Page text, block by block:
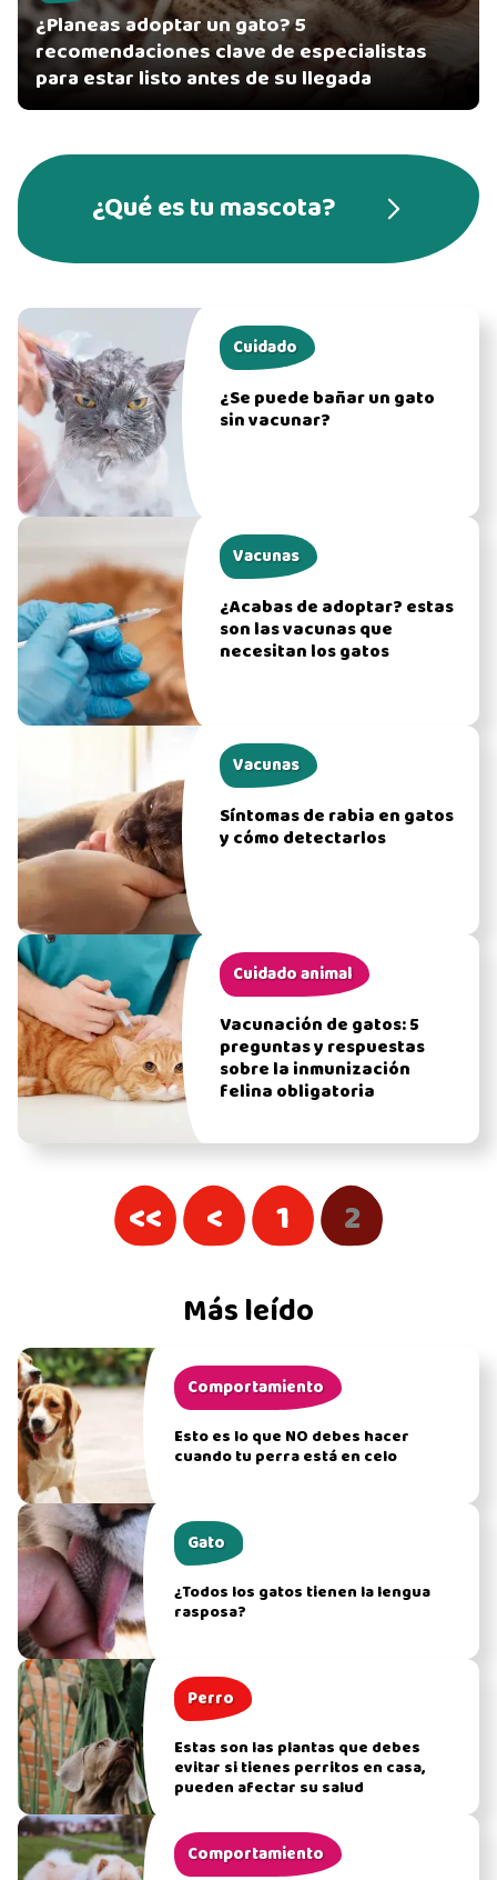
¿Planeas adoptar un gato? 5
recomendaciones clave de especialistas
para estar listo antes de su llegada
¿Qué es tu mascota?
Cuidado
¿Se puede bañar un gato
sin vacunar?
Vacunas
¿Acabas de adoptar? estas
son las vacunas que
necesitan los gatos
Vacunas
Síntomas de rabia en gatos
y cómo detectarlos
Cuidado animal
Vacunación de gatos: 5
preguntas y respuestas
sobre la inmunización
felina obligatoria
<< < 1 2
Más leído
Comportamiento
Esto es lo que NO debes hacer
cuando tu perra está en celo
Gato
¿Todos los gatos tienen la lengua
rasposa?
Perro
Estas son las plantas que debes
evitar si tienes perritos en casa,
pueden afectar su salud
Comportamiento